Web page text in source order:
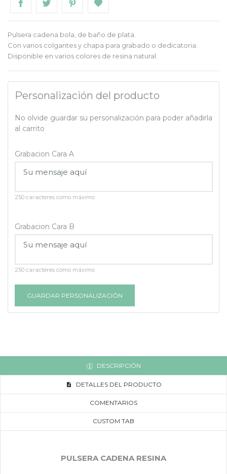
Pulsera cadena bola, de baño de plata.
Con varios colgantes y chapa para grabado o dedicatoria.
Disponible en varios colores de resina natural.
Personalización del producto
No olvide guardar su personalización para poder añadirla
al carrito
Grabacion Cara A
250 caracteres como máximo
Grabacion Cara B
250 caracteres como máximo
GUARDAR PERSONALIZACIÓN
DESCRIPCIÓN
DETALLES DEL PRODUCTO
COMENTARIOS
CUSTOM TAB
PULSERA CADENA RESINA